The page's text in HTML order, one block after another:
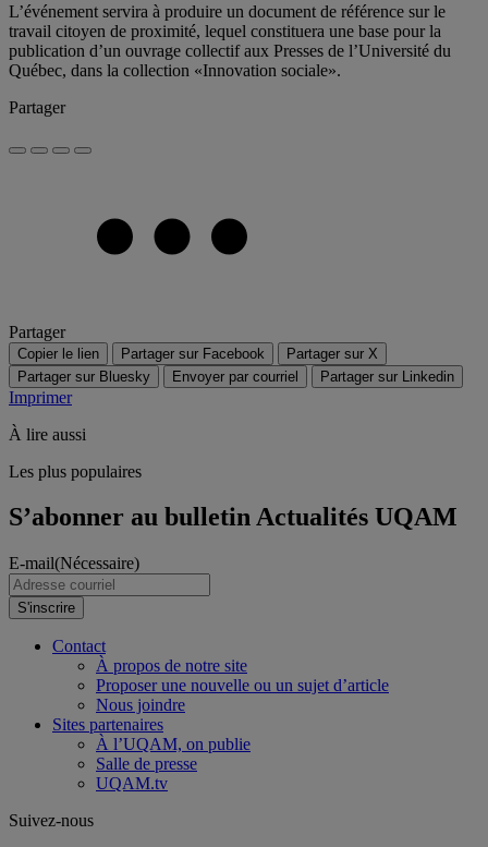
L’événement servira à produire un document de référence sur le
travail citoyen de proximité, lequel constituera une base pour la
publication d’un ouvrage collectif aux Presses de l’Université du
Québec, dans la collection «Innovation sociale».
Partager
Partager
Copier le lien Partager sur Facebook
Partager sur X
Partager sur Bluesky
Envoyer par courriel Partager sur Linkedin
Imprimer
À lire aussi
Les plus populaires
S’abonner au bulletin Actualités UQAM
E-mail(Nécessaire)
S'inscrire
Contact
À propos de notre site
Proposer une nouvelle ou un sujet d’article
Nous joindre
Sites partenaires
À l’UQAM, on publie
Salle de presse
UQAM.tv
Suivez-nous